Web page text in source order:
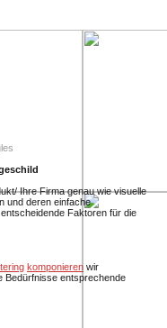
Ihre Firma genau wie visuelle
und deren einfache
Faktoren für die
komponieren wir
Bedürfnisse entsprechende